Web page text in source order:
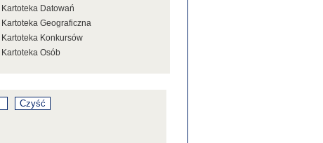
Kartoteka Datowań
Kartoteka Geograficzna
Kartoteka Konkursów
Kartoteka Osób
Kartoteka Wystaw
Kartoteka Źródeł